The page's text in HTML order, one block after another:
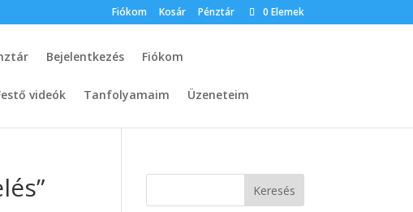
Fiókom Kosár Pénztár 0 Elemek
Bejelentkezés Fiókom
videók Tanfolyamaim Üzeneteim